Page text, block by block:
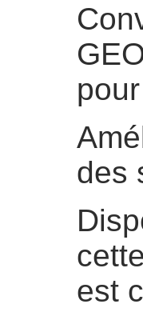
des
est